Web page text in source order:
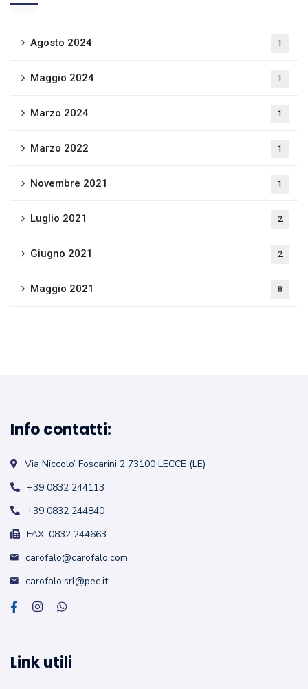
Agosto 2024 1
Maggio 2024 1
Marzo 2024 1
Marzo 2022 1
Novembre 2021 1
Luglio 2021 2
Giugno 2021 2
Maggio 2021 8
Info contatti:
Via Niccolo’ Foscarini 2 73100 LECCE (LE)
+39 0832 244113
+39 0832 244840
FAX: 0832 244663
carofalo@carofalo.com
carofalo.srl@pec.it
Link utili